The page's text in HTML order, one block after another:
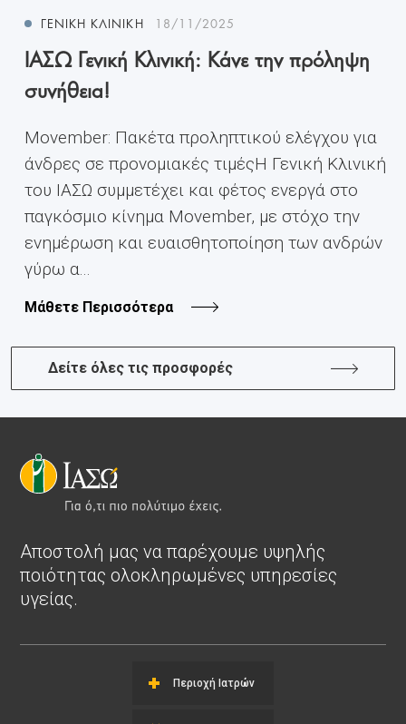
ΓΕΝΙΚΉ ΚΛΙΝΙΚΉ 18/11/2025
ΙΑΣΩ Γενική Κλινική: Κάνε την πρόληψη
συνήθεια!
Movember: Πακέτα προληπτικού ελέγχου για
άνδρες σε προνομιακές τιμέςH Γενική Κλινική
του ΙΑΣΩ συμμετέχει και φέτος ενεργά στο
παγκόσμιο κίνημα Movember, με στόχο την
ενημέρωση και ευαισθητοποίηση των ανδρών
γύρω α...
Μάθετε Περισσότερα
Δείτε όλες τις προσφορές
Αποστολή μας να παρέχουμε υψηλής
ποιότητας ολοκληρωμένες υπηρεσίες
υγείας.
Περιοχή Ιατρών